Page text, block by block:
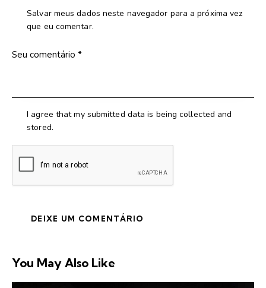
Salvar meus dados neste navegador para a próxima vez
que eu comentar.
I agree that my submitted data is being collected and
stored.
You May Also Like